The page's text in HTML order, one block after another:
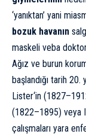
‘yanıktan’ yani
bozuk havanın
maskeli veba
Ağız ve burun
başlandığı tarih 20.
Lister‘in
(1822–1895) veya
çalışmaları yara